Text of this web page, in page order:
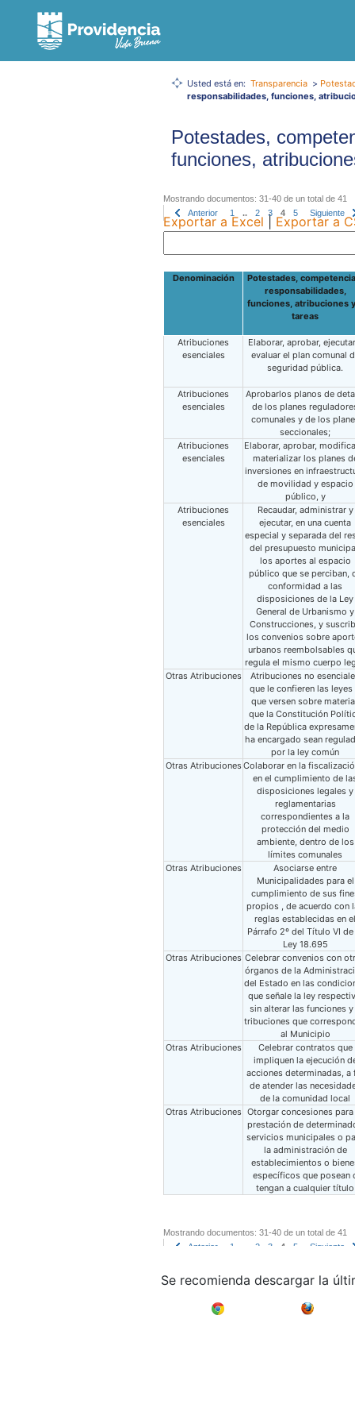
Usted está en: Transparencia >
responsabilidades, funciones,
Potestades,
funciones,
Mostrando documentos: 31-40 de un total de 41
Anterior
1 .. 2 3 4 5 Siguiente
Exportar a Excel Exportar a
Denominación
Potestades,
responsabilidades,
funciones, atribuciones
tareas
Atribuciones
esenciales
Elaborar, aprobar,
evaluar el plan comunal
seguridad pública.
Atribuciones
esenciales
Aprobarlos planos de
de los planes
comunales y de los
seccionales;
Atribuciones
esenciales
Elaborar, aprobar,
materializar los planes
inversiones en
de movilidad y espacio
público, y
Atribuciones
esenciales
Recaudar, administrar y
ejecutar, en una cuenta
especial y separada del
del presupuesto
los aportes al espacio
público que se perciban,
conformidad a las
disposiciones de la Ley
General de Urbanismo y
Construcciones, y
los convenios sobre
urbanos reembolsables
regula el mismo cuerpo
Otras Atribuciones
Atribuciones no
que le confieren las leyes
que versen sobre
que la Constitución
de la República
ha encargado sean
por la ley común
Otras AtribucionesColaborar en la
en el cumplimiento de
disposiciones legales y
reglamentarias
correspondientes a la
protección del medio
ambiente, dentro de los
límites comunales
Otras Atribuciones
Asociarse entre
Municipalidades para el
cumplimiento de sus
propios , de acuerdo con
reglas establecidas en el
Párrafo 2º del Título VI
Ley 18.695
Otras Atribuciones Celebrar convenios con
órganos de la
del Estado en las
que señale la ley
sin alterar las funciones y
tribuciones que
al Municipio
Otras Atribuciones
Celebrar contratos que
impliquen la ejecución
acciones determinadas, a
de atender las
de la comunidad local
Otras Atribuciones Otorgar concesiones para
prestación de
servicios municipales o
la administración de
establecimientos o
específicos que posean
tengan a cualquier título
Mostrando documentos: 31-40 de un total de 41
Anterior
1 2 3 4 5 Siguiente
Se recomienda descargar la